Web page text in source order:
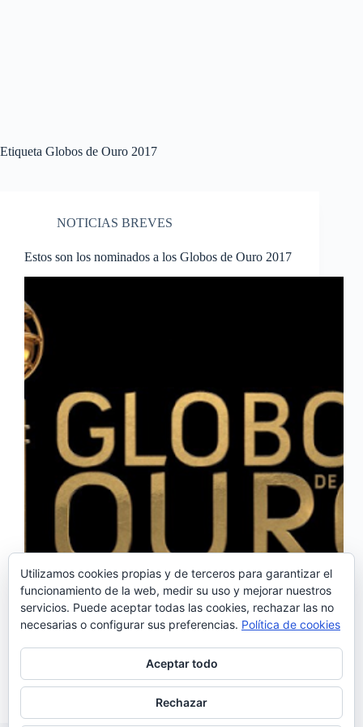
Etiqueta Globos de Ouro 2017
NOTICIAS BREVES
Estos son los nominados a los Globos de Ouro 2017
El próximo 21 de mayo se celebrará en el Coliseu
dos Recreios de Lisboa, la gala de los premios
Globos de Ouro 2017 (Globos de oro) donde se
dará a conocer quiénes son los mejores del año en
Noemí Sánchez
03/05/2017
1 comentario
Utilizamos cookies propias y de terceros para garantizar el
funcionamiento de la web, medir su uso y mejorar nuestros
servicios. Puede aceptar todas las cookies, rechazar las no
necesarias o configurar sus preferencias. Política de cookies
Aceptar todo
Rechazar